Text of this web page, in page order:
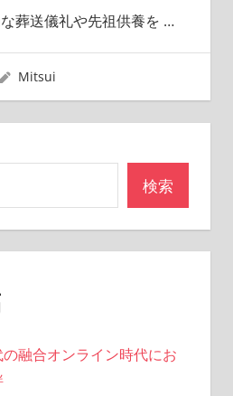
葬送儀礼や先祖供養を …
Mitsui
検索
融合オンライン時代にお